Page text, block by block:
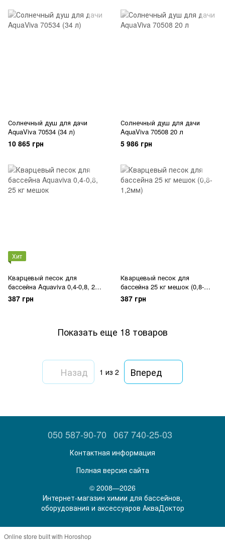
Солнечный душ для дачи
AquaViva 70534 (34 л)
10 865 грн
Солнечный душ для дачи
AquaViva 70508 20 л
5 986 грн
Хит
Кварцевый песок для
бассейна Aquaviva 0,4-0,8, 25
кг мешок
387 грн
Кварцевый песок для
бассейна 25 кг мешок (0,8-
1,2мм)
387 грн
Показать еще 18 товаров
Назад 1 из 2 Вперед
050 587-90-70 067 740-25-03
Контактная информация
Полная версия сайта
© 2008—2026
Интернет-магазин химии для бассейнов,
оборудования и аксессуаров АкваДоктор
Online store built with Horoshop